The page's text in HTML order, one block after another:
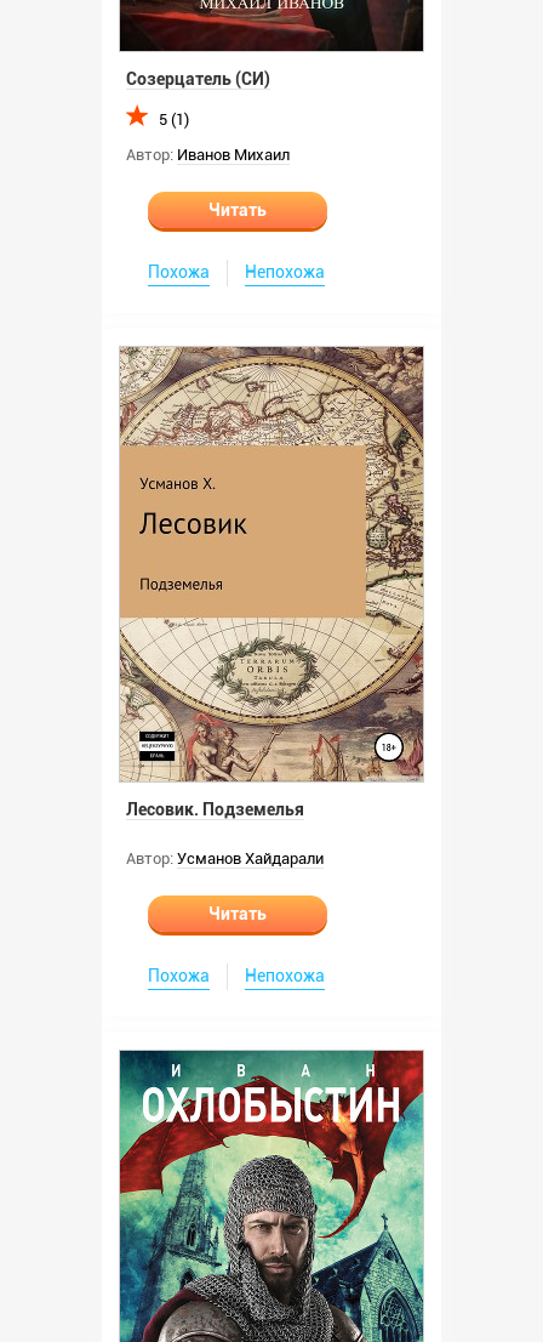
Созерцатель (СИ)
5 (1)
Автор: Иванов Михаил
Читать
Похожа Непохожа
Лесовик. Подземелья
Автор: Усманов Хайдарали
Читать
Похожа Непохожа